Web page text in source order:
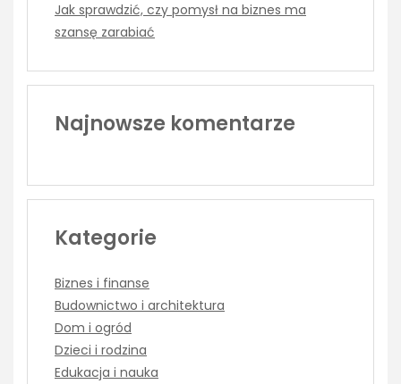
Jak sprawdzić, czy pomysł na biznes ma
szansę zarabiać
Najnowsze komentarze
Kategorie
Biznes i finanse
Budownictwo i architektura
Dom i ogród
Dzieci i rodzina
Edukacja i nauka